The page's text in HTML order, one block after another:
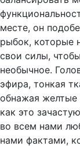
месте, он
рыбок, которые
свои силы,
необычное.
эфира, тонкая
обнажая желтые
как это
во всем нами
нами фактами,